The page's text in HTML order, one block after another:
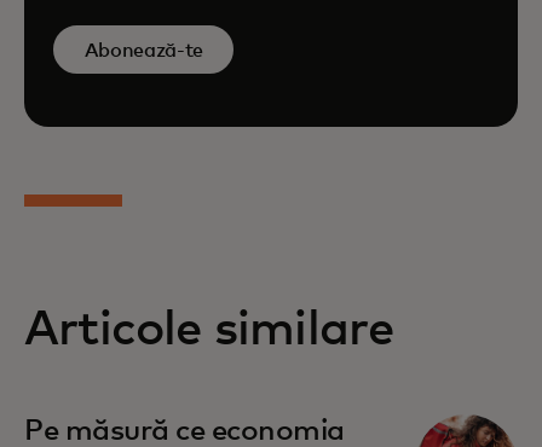
Abonează-te
Articole similare
Pe măsură ce economia